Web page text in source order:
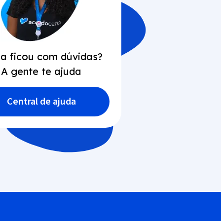
ficou com dúvidas?
A gente te ajuda
Central de ajuda